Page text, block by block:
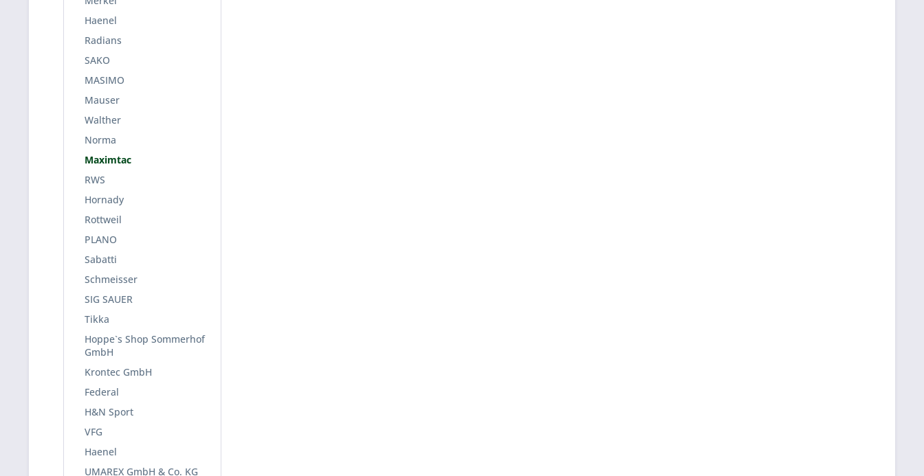
Haenel
Radians
SAKO
MASIMO
Mauser
Walther
Norma
Maximtac
RWS
Hornady
Rottweil
PLANO
Sabatti
Schmeisser
SIG SAUER
Tikka
Hoppe`s Shop Sommerhof
GmbH
Krontec GmbH
Federal
H&N Sport
VFG
Haenel
UMAREX GmbH & Co. KG